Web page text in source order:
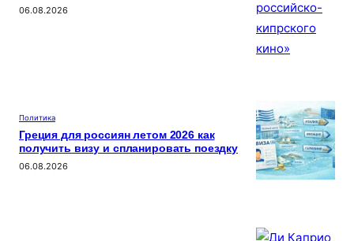
06.08.2026
Политика
Греция для россиян летом 2026 как
получить визу и спланировать поездку
06.08.2026